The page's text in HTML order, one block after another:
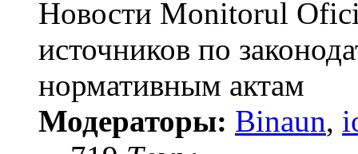
Новости Monitorul
источников по
нормативным актам
Модераторы: Binaun,